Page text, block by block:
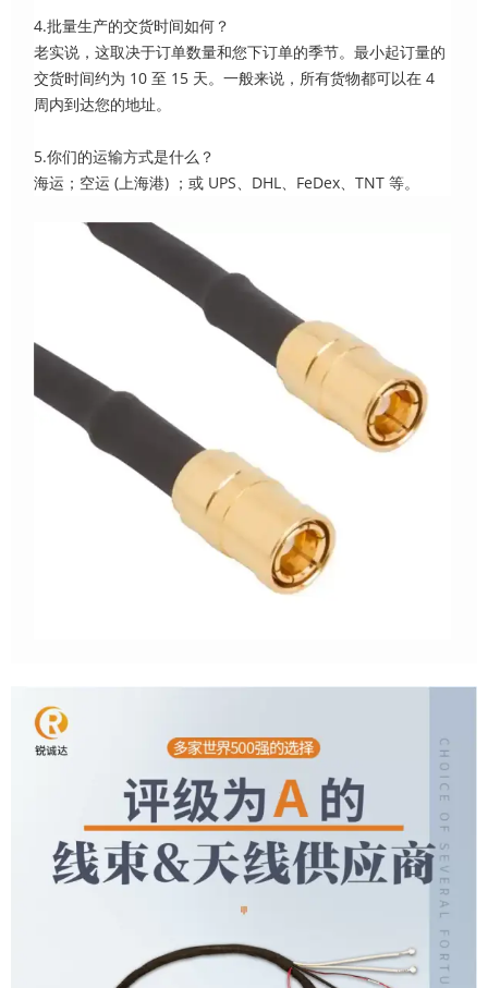
4.批量生产的交货时间如何？
老实说，这取决于订单数量和您下订单的季节。最小起订量的
交货时间约为 10 至 15 天。一般来说，所有货物都可以在 4
周内到达您的地址。
5.你们的运输方式是什么？
海运；空运 (上海港) ；或 UPS、DHL、FeDex、TNT 等。